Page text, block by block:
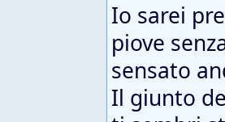
Io sarei
piove
sensato
Il giunto